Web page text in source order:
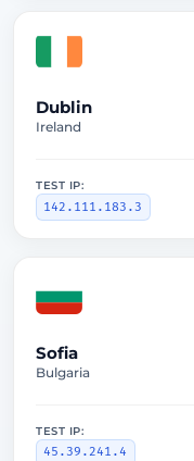
Dublin
Ireland
TEST IP:
142.111.183.3
Sofia
Bulgaria
TEST IP:
45.39.241.4